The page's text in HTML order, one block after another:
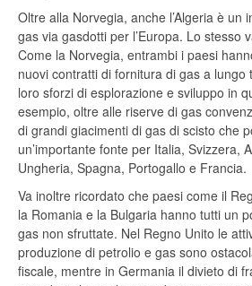
Oltre alla Norvegia, anche l’Algeria è un
gas via gasdotti per l’Europa. Lo stesso
Come la Norvegia, entrambi i paesi
nuovi contratti di fornitura di gas a
loro sforzi di esplorazione e sviluppo in
esempio, oltre alle riserve di gas
di grandi giacimenti di gas di scisto che
un’importante fonte per Italia, Svizzera,
Ungheria, Spagna, Portogallo e Francia.
Va inoltre ricordato che paesi come il
la Romania e la Bulgaria hanno tutti un
gas non sfruttate. Nel Regno Unito le
produzione di petrolio e gas sono
fiscale, mentre in Germania il divieto di